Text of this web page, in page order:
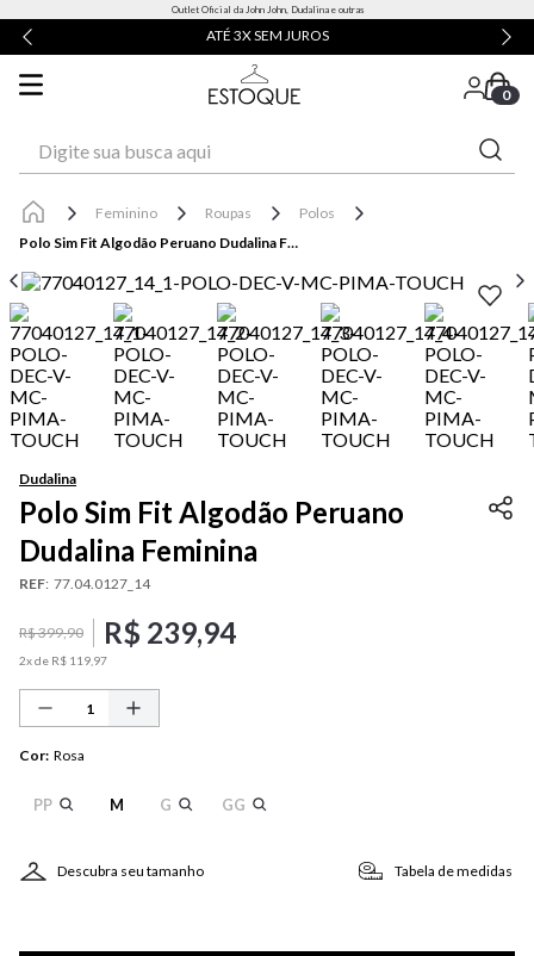
Outlet Oficial da John John, Dudalina e outras
ATÉ 3X SEM JUROS
0
Feminino Roupas
Polos
Polo Sim Fit Algodão Peruano Dudalina Feminina
Dudalina
Polo Sim Fit Algodão Peruano
Dudalina Feminina
REF: 77.04.0127_14
R$399,90 R$ 239,94
2x de R$ 119 97
Cor: Rosa
PP M G GG
Descubra seu tamanho Tabela de medidas